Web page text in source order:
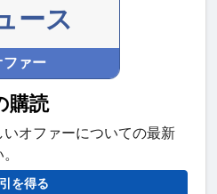
ース
ファー
購読
オファーについての最新
を得る